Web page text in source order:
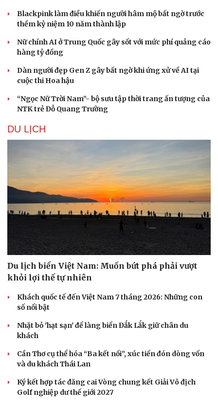
Blackpink làm điều khiến người hâm mộ bất ngờ trước
thềm kỷ niệm 10 năm thành lập
Nữ chính AI ở Trung Quốc gây sốt với mức phí quảng cáo
hàng tỷ đồng
Dàn người đẹp Gen Z gây bất ngờ khi ứng xử về AI tại
cuộc thi Hoa hậu
“Ngọc Nữ Trời Nam”- bộ sưu tập thời trang ấn tượng của
NTK trẻ Đỗ Quang Trường
DU LỊCH
Du lịch biển Việt Nam: Muốn bứt phá phải vượt
khỏi lợi thế tự nhiên
Khách quốc tế đến Việt Nam 7 tháng 2026: Những con
số nổi bật
Nhặt bỏ 'hạt sạn' để làng biển Đắk Lắk giữ chân du
khách
Cần Thơ cụ thể hóa “Ba kết nối”, xúc tiến đón dòng vốn
và du khách Thái Lan
Ký kết hợp tác đăng cai Vòng chung kết Giải Vô địch
Golf nghiệp dư thế giới 2027